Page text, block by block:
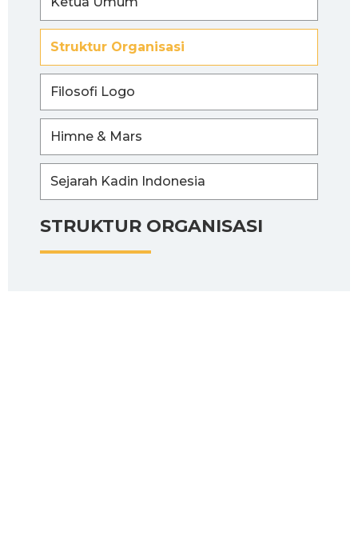
STRUKTUR ORGANISASI
Struktur Organisasi
Filosofi Logo
Himne & Mars
Sejarah Kadin Indonesia